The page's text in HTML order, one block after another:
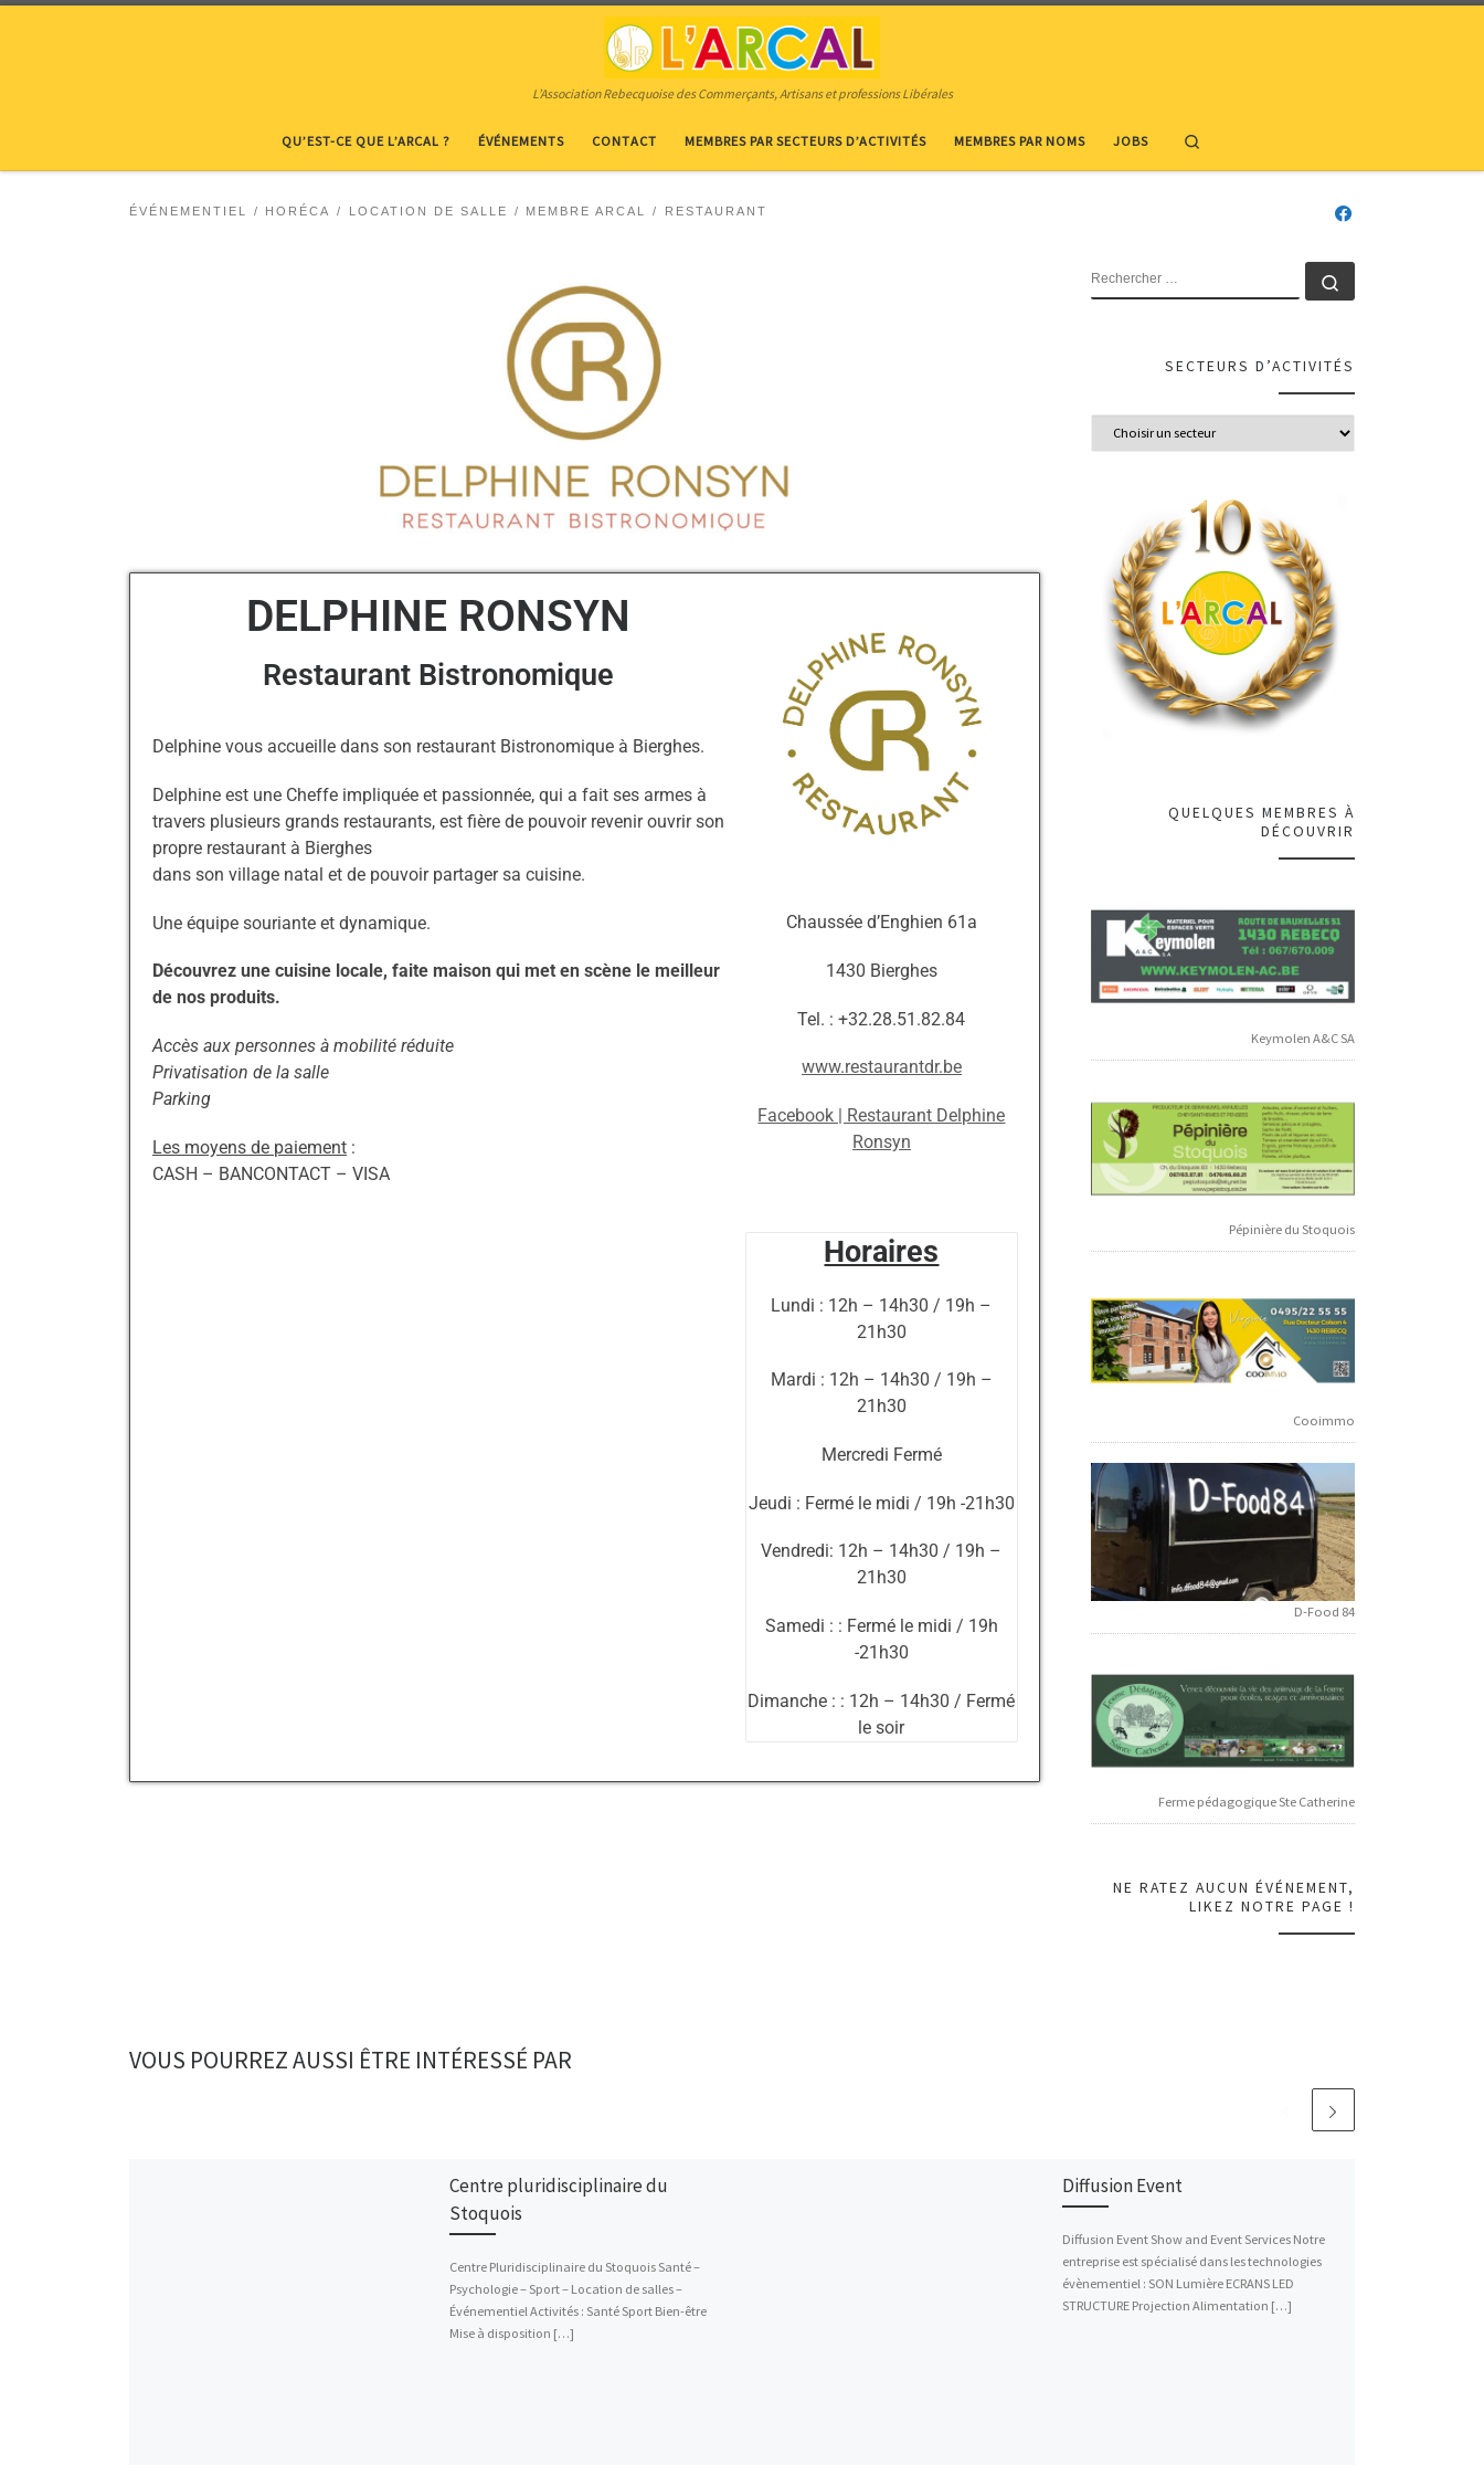
L’Association Rebecquoise des Commerçants, Artisans et professions Libérales
QU’EST-CE QUE L’ARCAL ? ÉVÉNEMENTS CONTACT MEMBRES PAR SECTEURS D’ACTIVITÉS MEMBRES PAR NOMS JOBS
ÉVÉNEMENTIEL HORÉCA LOCATION DE SALLE MEMBRE ARCAL RESTAURANT
DELPHINE RONSYN
Restaurant Bistronomique
Delphine vous accueille dans son restaurant Bistronomique à Bierghes.
Delphine est une Cheffe impliquée et passionnée, qui a fait ses armes à
travers plusieurs grands restaurants, est fière de pouvoir revenir ouvrir son
propre restaurant à Bierghes
dans son village natal et de pouvoir partager sa cuisine.
Une équipe souriante et dynamique.
Découvrez une cuisine locale, faite maison qui met en scène le meilleur
de nos produits.
Accès aux personnes à mobilité réduite
Privatisation de la salle
Parking
Les moyens de paiement :
CASH – BANCONTACT – VISA
Chaussée d’Enghien 61a
1430 Bierghes
Tel. : +32.28.51.82.84
www.restaurantdr.be
Facebook | Restaurant Delphine
Ronsyn
Horaires
Lundi : 12h – 14h30 / 19h –
21h30
Mardi : 12h – 14h30 / 19h –
21h30
Mercredi Fermé
Jeudi : Fermé le midi / 19h -21h30
Vendredi: 12h – 14h30 / 19h –
21h30
Samedi : : Fermé le midi / 19h
-21h30
Dimanche : : 12h – 14h30 / Fermé
le soir
VOUS POURREZ AUSSI ÊTRE INTÉRESSÉ PAR
Centre pluridisciplinaire du
Stoquois
Centre Pluridisciplinaire du Stoquois Santé –
Psychologie – Sport – Location de salles –
Événementiel Activités : Santé Sport Bien-être
Mise à disposition […]
Diffusion Event
Diffusion Event Show and Event Services Notre
entreprise est spécialisé dans les technologies
évènementiel : SON Lumière ECRANS LED
STRUCTURE Projection Alimentation […]
SECTEURS D’ACTIVITÉS
QUELQUES MEMBRES À
DÉCOUVRIR
Keymolen A&C SA
Pépinière du Stoquois
Cooimmo
D-Food 84
Ferme pédagogique Ste Catherine
NE RATEZ AUCUN ÉVÉNEMENT,
LIKEZ NOTRE PAGE !